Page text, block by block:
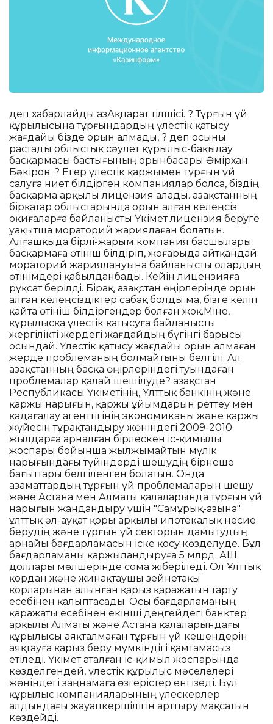
деп хабарлайды ҚазАқпарат тілшісі. ? Тұрғын үй
құрылысына тұрғындардың үлестік қатысу
жағдайы бізде орын алмады, ? деп осыны
растады облыстық сәулет құрылыс-бақылау
басқармасы бастығының орынбасары Әмірхан
Бәкіров. ? Егер үлестік қаржымен тұрғын үй
салуға ниет білдірген компаниялар болса, біздің
басқарма арқылы лицензия алады. Қазақстанның
бірқатар облыстарында орын алған келеңсіз
оқиғаларға байланысты Үкімет лицензия беруге
уақытша мораторий жариялаған болатын.
Алғашқыда бірлі-жарым компания басшылары
басқармаға өтініш білдіріп, жоғарыда айтқандай
мораторий жариялануына байланысты олардың
өтінімдері қабылданбады. Кейін лицензияға
рұқсат берілді. Бірақ, Қазақстан өңірлерінде орын
алған келеңсіздіктер сабақ болды ма, бізге келіп
қайта өтініш білдіргендер болған жоқ.Міне,
құрылысқа үлестік қатысуға байланысты
жергілікті жердегі жағдайдың бүгінгі барысы
осындай. Үлестік қатысу жағдайы орын алмаған
жерде проблеманың болмайтыны белгілі. Ал
Қазақстанның басқа өңірлеріндегі туындаған
проблемалар қалай шешілуде? Қазақстан
Республикасы Үкіметінің, Ұлттық банкінің және
қаржы нарығын, қаржы ұйымдарын реттеу мен
қадағалау агенттігінің экономиканы және қаржы
жүйесін тұрақтандыру жөніндегі 2009-2010
жылдарға арналған бірлескен іс-қимылы
жоспары бойынша жылжымайтын мүлік
нарығындағы түйіндерді шешудің бірнеше
бағыттары белгіленген болатын. Онда
азаматтардың тұрғын үй проблемаларын шешу
және Астана мен Алматы қалаларында тұрғын үй
нарығын жандандыру үшін "Самұрық-Қазына"
ұлттық әл-ауқат қоры арқылы ипотекалық несие
берудің және тұрғын үй секторын дамытудың
арнайы бағдарламасын іске қосу көзделуде. Бұл
бағдарламаны қаржыландыруға 5 млрд. АҚШ
доллары мөлшерінде сома жіберіледі. Ол Ұлттық
қордан және жинақтаушы зейнетақы
қорларынан алынған қарыз қаражатын тарту
есебінен қалыптасады. Осы бағдарламаның
қаражаты есебінен екінші деңгейдегі банктер
арқылы Алматы және Астана қалаларындағы
құрылысы аяқталмаған тұрғын үй кешендерін
аяқтауға қарыз беру мүмкіндігі қамтамасыз
етіледі. Үкімет аталған іс-қимыл жоспарында
көзделгендей, үлестік құрылыс мәселелері
жөніндегі заңнамаға өзгерістер енгізеді. Бұл
құрылыс компанияларының үлескерлер
алдындағы жауапкершілігін арттыру мақсатын
көздейді.